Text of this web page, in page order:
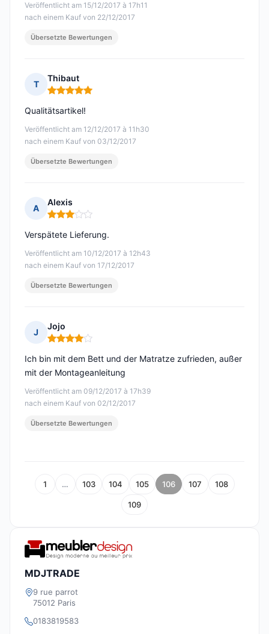
Veröffentlicht am 15/12/2017 à 17h11
nach einem Kauf von 22/12/2017
Übersetzte Bewertungen
T
Thibaut
Hinweis: 5 von 5
Veröffentlicht am 12/12/2017 à 11h30
nach einem Kauf von 03/12/2017
Qualitätsartikel!
Übersetzte Bewertungen
A
Alexis
Hinweis: 3 von 5
Veröffentlicht am 10/12/2017 à 12h43
nach einem Kauf von 17/12/2017
Verspätete Lieferung.
Übersetzte Bewertungen
J
Jojo
Hinweis: 4 von 5
Veröffentlicht am 09/12/2017 à 17h39
nach einem Kauf von 02/12/2017
Ich bin mit dem Bett und der Matratze zufrieden, außer
mit der Montageanleitung
Übersetzte Bewertungen
1 … 103 104 105 106 107 108
109
MDJTRADE
9 rue parrot
75012 Paris
0183819583